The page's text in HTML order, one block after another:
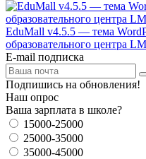
EduMall v4.5.5 — тема
образовательного центра
E-mail подписка
Подпишись на обновления!
Наш опрос
Ваша зарплата в школе?
15000-25000
25000-35000
35000-45000